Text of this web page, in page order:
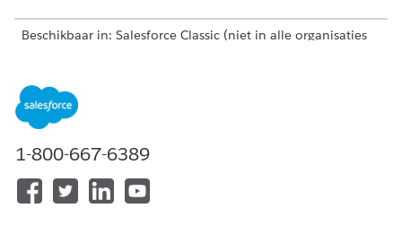
Beschikbaar in: Salesforce Classic (niet in alle organisaties
De kernvoorzieningen, het beheerde pakket en de mobiele
app van Agentforce Field Service en Operations zijn
beschikbaar in de
Edition.
Dit is een voorziening voor beheerde pakketten van Field
Service.
1-800-667-6389